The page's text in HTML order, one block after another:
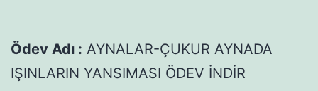
Ödev Adı : AYNALAR-ÇUKUR AYNADA
IŞINLARIN YANSIMASI ÖDEV İNDİR